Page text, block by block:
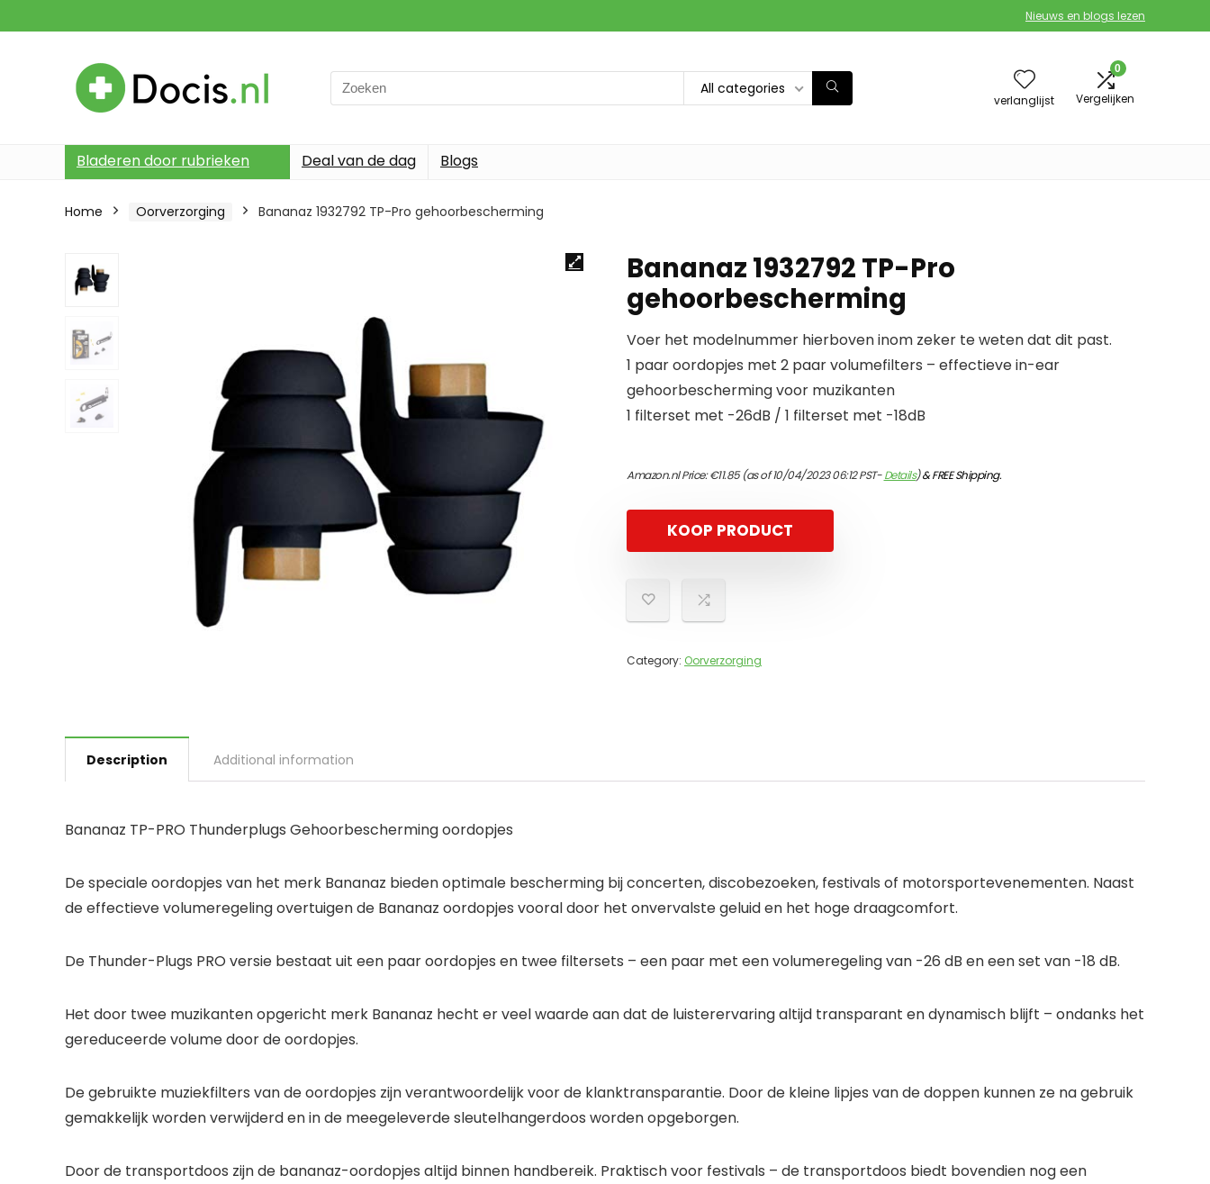
Nieuws en blogs lezen
Search
for:
All categories
verlanglijst
0
Vergelijken
Bladeren door rubrieken Deal van de dag Blogs
Home Oorverzorging Bananaz 1932792 TP-Pro gehoorbescherming
Bananaz 1932792 TP-Pro
gehoorbescherming
Voer het modelnummer hierboven inom zeker te weten dat dit past.
1 paar oordopjes met 2 paar volumefilters – effectieve in-ear
gehoorbescherming voor muzikanten
1 filterset met -26dB / 1 filterset met -18dB
Amazon.nl Price:€11.85(as of 10/04/2023 06:12 PST-Details)&FREE Shipping.
KOOP PRODUCT
Category: Oorverzorging
Description Additional information
Bananaz TP-PRO Thunderplugs Gehoorbescherming oordopjes
De speciale oordopjes van het merk Bananaz bieden optimale bescherming bij concerten, discobezoeken, festivals of motorsportevenementen. Naast
de effectieve volumeregeling overtuigen de Bananaz oordopjes vooral door het onvervalste geluid en het hoge draagcomfort.
De Thunder-Plugs PRO versie bestaat uit een paar oordopjes en twee filtersets – een paar met een volumeregeling van -26 dB en een set van -18 dB.
Het door twee muzikanten opgericht merk Bananaz hecht er veel waarde aan dat de luisterervaring altijd transparant en dynamisch blijft – ondanks het
gereduceerde volume door de oordopjes.
De gebruikte muziekfilters van de oordopjes zijn verantwoordelijk voor de klanktransparantie. Door de kleine lipjes van de doppen kunnen ze na gebruik
gemakkelijk worden verwijderd en in de meegeleverde sleutelhangerdoos worden opgeborgen.
Door de transportdoos zijn de bananaz-oordopjes altijd binnen handbereik. Praktisch voor festivals – de transportdoos biedt bovendien nog een